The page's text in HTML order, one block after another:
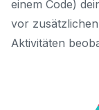
einem Code)
vor
Aktivitäten